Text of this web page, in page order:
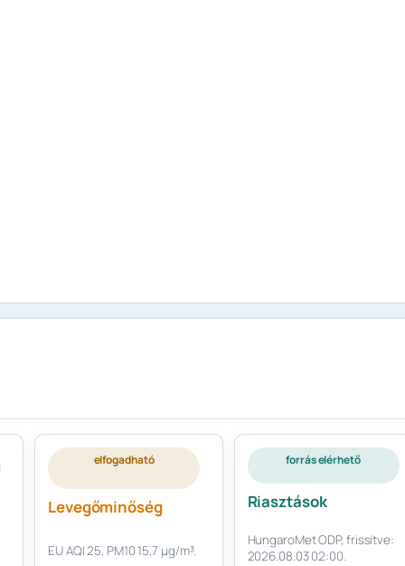
elfogadható
Levegőminőség
EU AQI 25, PM10 15,7 µg/m³.
forrás elérhető
Riasztások
HungaroMet ODP, frissítve:
2026.08.03 02:00.